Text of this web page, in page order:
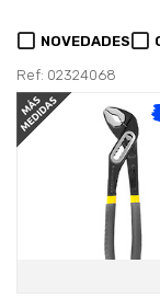
NOVEDADES
Ref: 02324068